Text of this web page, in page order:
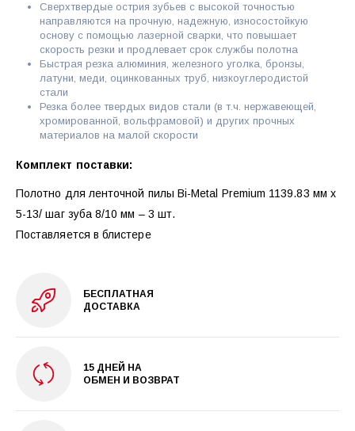
Сверхтвердые острия зубьев с высокой точностью
направляются на прочную, надежную, износостойкую
основу с помощью лазерной сварки, что повышает
скорость резки и продлевает срок службы полотна
Быстрая резка алюминия, железного уголка, бронзы,
латуни, меди, оцинкованных труб, низкоуглеродистой
стали
Резка более твердых видов стали (в т.ч. нержавеющей,
хромированной, вольфрамовой) и других прочных
материалов на малой скорости
Комплект поставки:
Полотно для ленточной пилы Bi-Metal Premium 1139.83 мм x
5-13/ шаг зуба 8/10 мм – 3 шт.
Поставляется в блистере
БЕСПЛАТНАЯ
ДОСТАВКА
15 ДНЕЙ НА
ОБМЕН И ВОЗВРАТ